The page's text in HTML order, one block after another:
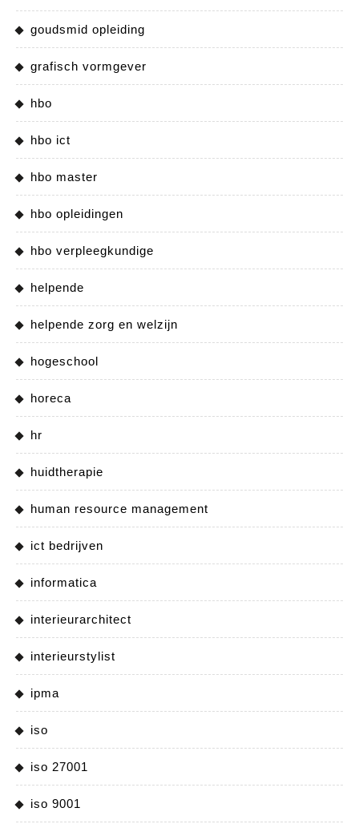
goudsmid opleiding
grafisch vormgever
hbo
hbo ict
hbo master
hbo opleidingen
hbo verpleegkundige
helpende
helpende zorg en welzijn
hogeschool
horeca
hr
huidtherapie
human resource management
ict bedrijven
informatica
interieurarchitect
interieurstylist
ipma
iso
iso 27001
iso 9001